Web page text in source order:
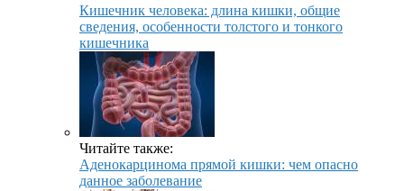
Кишечник человека: длина кишки, общие
сведения, особенности толстого и тонкого
кишечника
Читайте также:
Аденокарцинома прямой кишки: чем опасно
данное заболевание